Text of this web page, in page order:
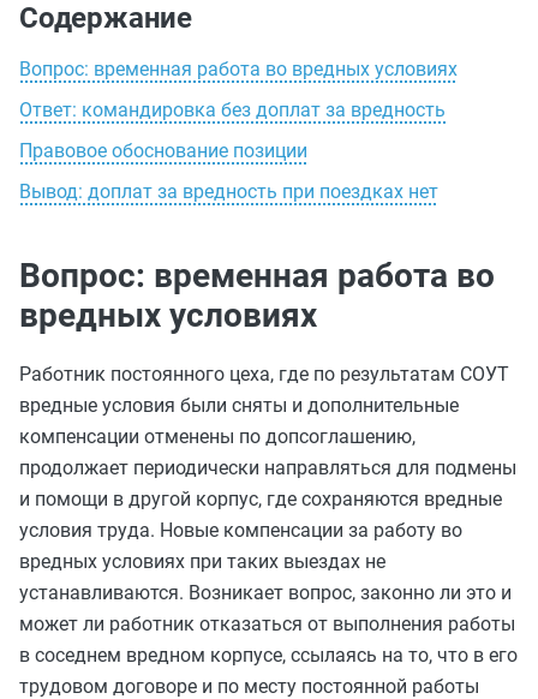
Содержание
Вопрос: временная работа во вредных условиях
Ответ: командировка без доплат за вредность
Правовое обоснование позиции
Вывод: доплат за вредность при поездках нет
Вопрос: временная работа во
вредных условиях
Работник постоянного цеха, где по результатам СОУТ
вредные условия были сняты и дополнительные
компенсации отменены по допсоглашению,
продолжает периодически направляться для подмены
и помощи в другой корпус, где сохраняются вредные
условия труда. Новые компенсации за работу во
вредных условиях при таких выездах не
устанавливаются. Возникает вопрос, законно ли это и
может ли работник отказаться от выполнения работы
в соседнем вредном корпусе, ссылаясь на то, что в его
трудовом договоре и по месту постоянной работы